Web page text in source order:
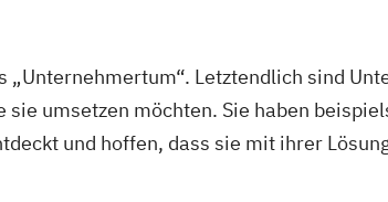
Letztendlich sind
umsetzen möchten. Sie haben
und hoffen, dass sie mit ihrer